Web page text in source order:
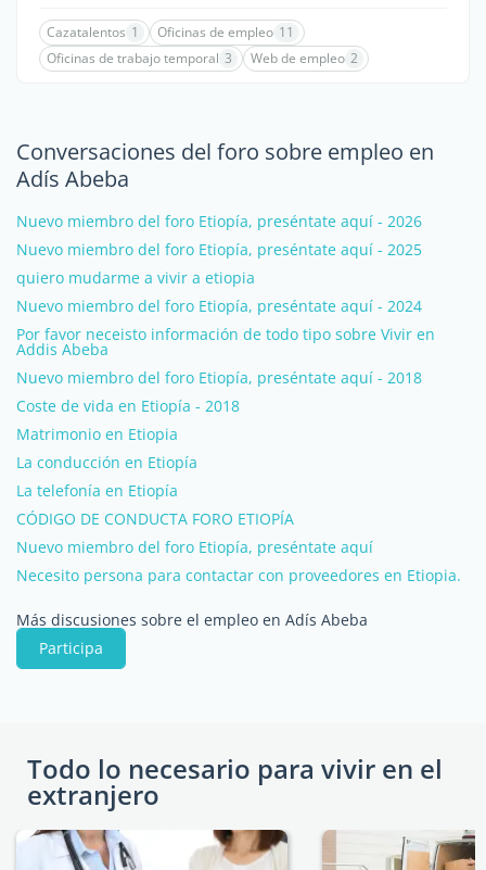
Cazatalentos 1 Oficinas de empleo 11
Oficinas de trabajo temporal 3 Web de empleo 2
Conversaciones del foro sobre empleo en
Adís Abeba
Nuevo miembro del foro Etiopía, preséntate aquí - 2026
Nuevo miembro del foro Etiopía, preséntate aquí - 2025
quiero mudarme a vivir a etiopia
Nuevo miembro del foro Etiopía, preséntate aquí - 2024
Por favor neceisto información de todo tipo sobre Vivir en
Addis Abeba
Nuevo miembro del foro Etiopía, preséntate aquí - 2018
Coste de vida en Etiopía - 2018
Matrimonio en Etiopia
La conducción en Etiopía
La telefonía en Etiopía
CÓDIGO DE CONDUCTA FORO ETIOPÍA
Nuevo miembro del foro Etiopía, preséntate aquí
Necesito persona para contactar con proveedores en Etiopia.
Más discusiones sobre el empleo en Adís Abeba
Participa
Todo lo necesario para vivir en el
extranjero